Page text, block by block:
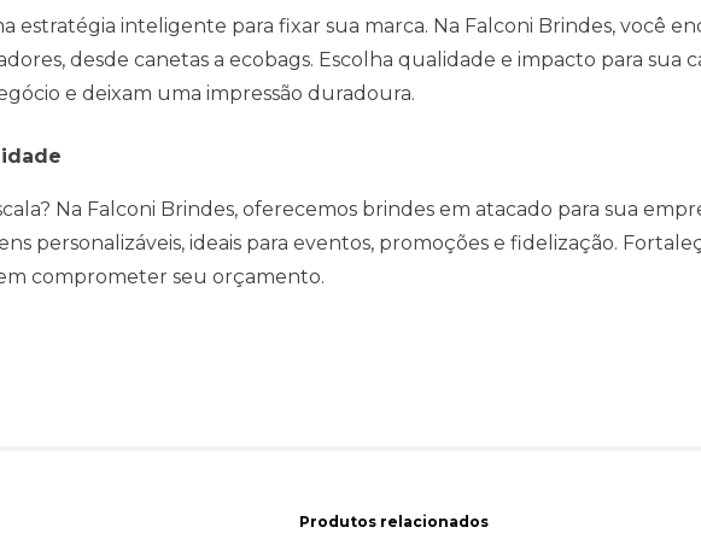
estratégia inteligente para fixar sua marca. Na Falconi Brindes, você
desde canetas a ecobags. Escolha qualidade e impacto para sua
e deixam uma impressão duradoura.
Na Falconi Brindes, oferecemos brindes em atacado para sua
personalizáveis, ideais para eventos, promoções e fidelização.
comprometer seu orçamento.
Produtos relacionados